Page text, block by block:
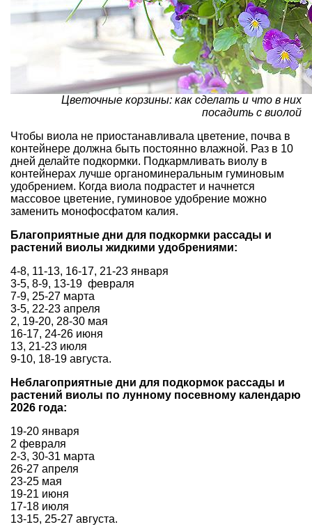
Цветочные корзины: как сделать и что в них
посадить с виолой
Чтобы виола не приостанавливала цветение, почва в
контейнере должна быть постоянно влажной. Раз в 10
дней делайте подкормки. Подкармливать виолу в
контейнерах лучше органоминеральным гуминовым
удобрением. Когда виола подрастет и начнется
массовое цветение, гуминовое удобрение можно
заменить монофосфатом калия.
Благоприятные дни для подкормки рассады и
растений виолы жидкими удобрениями:
4-8, 11-13, 16-17, 21-23 января
3-5, 8-9, 13-19 февраля
7-9, 25-27 марта
3-5, 22-23 апреля
2, 19-20, 28-30 мая
16-17, 24-26 июня
13, 21-23 июля
9-10, 18-19 августа.
Неблагоприятные дни для подкормок рассады и
растений виолы по лунному посевному календарю
2026 года:
19-20 января
2 февраля
2-3, 30-31 марта
26-27 апреля
23-25 мая
19-21 июня
17-18 июля
13-15, 25-27 августа.